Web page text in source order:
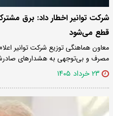
شرکت توانیر اخطار داد: برق
قطع می‌شود
معاون هماهنگی توزیع شرکت توانیر
مصرف و بی‌توجهی به هشدارهای
۲۳ خرداد ۱۴۰۵